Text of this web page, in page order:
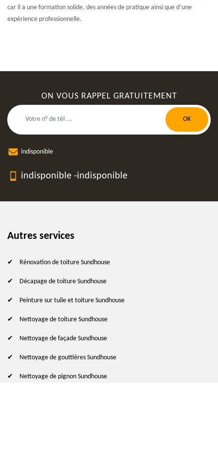
car il a une formation solide, des années de pratique ainsi que d’une
expérience professionnelle.
ON VOUS RAPPEL GRATUITEMENT
indisponible
indisponible -indisponible
Autres services
Rénovation de toiture Sundhouse
Décapage de toiture Sundhouse
Peinture sur tuile et toiture Sundhouse
Nettoyage de toiture Sundhouse
Nettoyage de façade Sundhouse
Nettoyage de gouttières Sundhouse
Nettoyage de pignon Sundhouse